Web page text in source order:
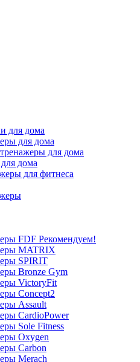
для дома
для дома
для дома
дома
для фитнеса
FDF Рекомендуем!
MATRIX
SPIRIT
Bronze Gym
VictoryFit
Concept2
Assault
CardioPower
Sole Fitness
Oxygen
Carbon
Merach